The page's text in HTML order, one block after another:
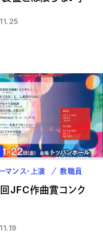
マンス・上演 教職員
JFC作曲賞コンク